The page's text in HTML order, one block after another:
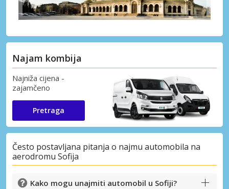
Najam kombija
Najniža cijena -
zajamčeno
Pretraga
Često postavljana pitanja o najmu automobila na
aerodromu Sofija
Kako mogu unajmiti automobil u Sofiji?